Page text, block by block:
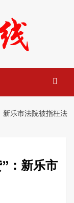
新乐市法院被指枉法
：新乐市